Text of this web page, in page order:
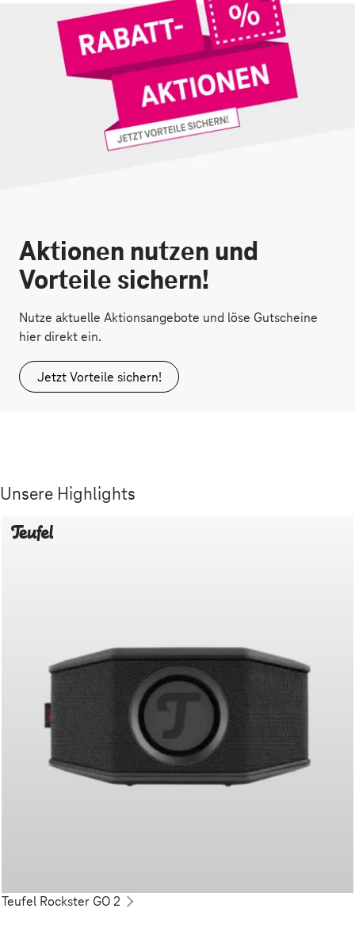
Aktionen nutzen und
Vorteile sichern!
Nutze aktuelle Aktionsangebote und löse Gutscheine
hier direkt ein.
Jetzt Vorteile sichern!
Unsere Highlights
Teufel Rockster GO 2